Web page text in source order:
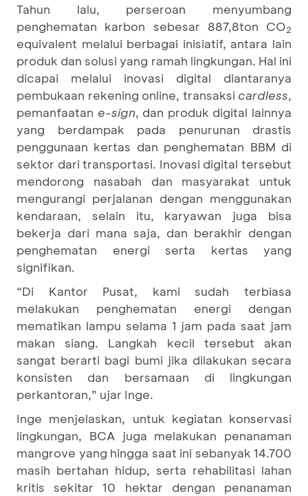
Tahun lalu, perseroan menyumbang
penghematan karbon sebesar 887,8ton CO2
equivalent melalui berbagai inisiatif, antara lain
produk dan solusi yang ramah lingkungan. Hal ini
dicapai melalui inovasi digital diantaranya
pembukaan rekening online, transaksi cardless,
pemanfaatan e-sign, dan produk digital lainnya
yang berdampak pada penurunan drastis
penggunaan kertas dan penghematan BBM di
sektor dari transportasi. Inovasi digital tersebut
mendorong nasabah dan masyarakat untuk
mengurangi perjalanan dengan menggunakan
kendaraan, selain itu, karyawan juga bisa
bekerja dari mana saja, dan berakhir dengan
penghematan energi serta kertas yang
signifikan.
“Di Kantor Pusat, kami sudah terbiasa
melakukan penghematan energi dengan
mematikan lampu selama 1 jam pada saat jam
makan siang. Langkah kecil tersebut akan
sangat berarti bagi bumi jika dilakukan secara
konsisten dan bersamaan di lingkungan
perkantoran,” ujar Inge.
Inge menjelaskan, untuk kegiatan konservasi
lingkungan, BCA juga melakukan penanaman
mangrove yang hingga saat ini sebanyak 14.700
masih bertahan hidup, serta rehabilitasi lahan
kritis sekitar 10 hektar dengan penanaman